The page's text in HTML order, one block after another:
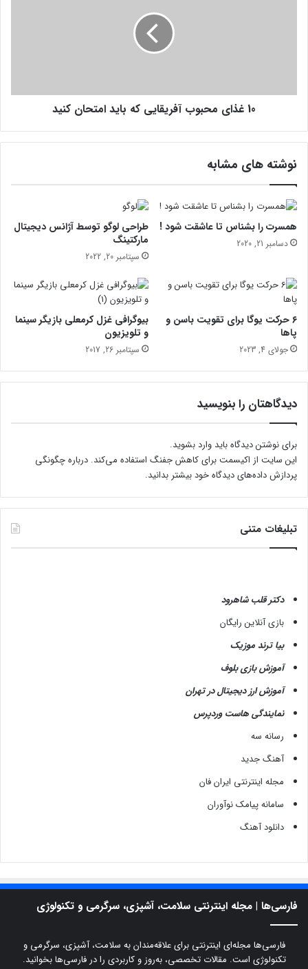
ب
ظ
ب
ی
د
؟
ب
ر
ی
ا
ی
ی
ب
ا
د
ا
م
ت
ح
ن
ک
ن
ی
10 غذای محبوب آفریقایی که باید امتحان کنید
نوشته های مشابه
همسرت را بشناس تا عاشقت شود !
دسامبر 21, 2020
طراحی لوگو توسط آژانس دیجیتال
مارکتینگ
سپتامبر 20, 2022
۶ حرکت یوگا برای تقویت باسن و
پاها
جولای 4, 2023
بیوگرافی غزل کرمعلی بازیگر سینما
و تلویزیون
سپتامبر 26, 2017
دیدگاهتان را بنویسید
برای نوشتن دیدگاه باید وارد بشوید.
این سایت از اکیسمت برای کاهش جفنگ استفاده می‌کند. درباره چگونگی
پردازش داده‌های دیدگاه خود بیشتر بدانید.
تبلیغات متنی
دکتر قلب شاهرود
بازی آنلاین رایگان
بیا ترند موزیک
آموزش بازی بلوف
آموزش ارز دیجیتال در تهران
نمایندگی هاست وردپرس
رسانه سه
آهنگ جدید
مجله اینترنتی ایران فان
سامانه پیامک نوآوران
دانلود آهنگ
فارسی‌ها | مجله اینترنتی سلامت، آشپزی، سرگرمی و تکنولوژی
فارسی‌ها مجله‌ای اینترنتی برای علاقه‌مندان به سلامت، آشپزی، سرگرمی و
تکنولوژی است. مقالات تخصصی، به‌روز و کاربردی را در فارسی‌ها بخوانید.